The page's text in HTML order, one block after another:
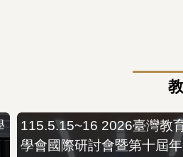
115.5.15~16 2026臺灣教
學會國際研討會暨第十屆